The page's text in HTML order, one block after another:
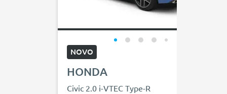
NOVO
HONDA
Civic 2.0 i-VTEC Type-R